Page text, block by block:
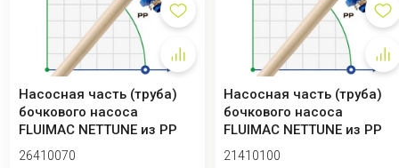
Насосная часть (труба)
бочкового насоса
FLUIMAC NETTUNE из PP
(вал AISI 316),...
26410070
Насосная часть (труба)
бочкового насоса
FLUIMAC NETTUNE из PP
(вал HASTELLOY ...
21410100